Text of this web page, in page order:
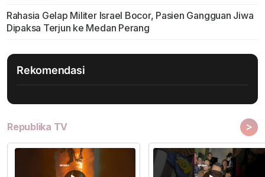
Rahasia Gelap Militer Israel Bocor, Pasien Gangguan Jiwa
Dipaksa Terjun ke Medan Perang
Rekomendasi
Republika TV >